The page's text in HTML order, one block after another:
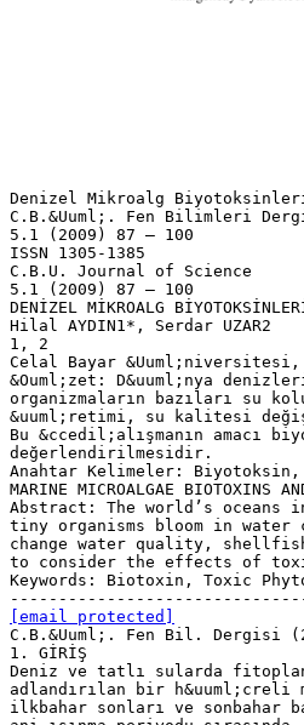
Denizel Mikroalg
C.B.&Uuml;. Fen Bilimleri
5.1 (2009) 87 – 100
ISSN 1305-1385
C.B.U. Journal of Science
5.1 (2009) 87 – 100
DENİZEL MİKROALG
Hilal AYDIN1*, Serdar UZAR2
1, 2
Celal Bayar &Uuml;niversitesi,
&Ouml;zet: D&uuml;nya
organizmaların bazıları su
&uuml;retimi, su kalitesi
Bu &ccedil;alışmanın
değerlendirilmesidir.
Anahtar Kelimeler:
MARINE MICROALGAE BIOTOXINS
Abstract: The world’s oceans
tiny organisms bloom in water
change water quality,
to consider the effects of
Keywords: Biotoxin, Toxic
[email protected]